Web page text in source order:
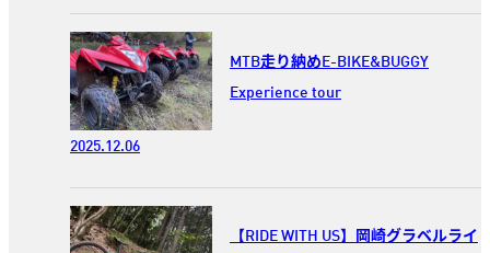
MTB走り納めE-BIKE&BUGGY
Experience tour
2025.12.06
【RIDE WITH US】岡崎グラベルライ